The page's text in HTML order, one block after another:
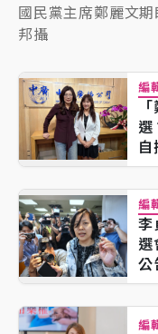
國民黨主席鄭麗文
邦攝
編
選
自
編
李
選
公
編